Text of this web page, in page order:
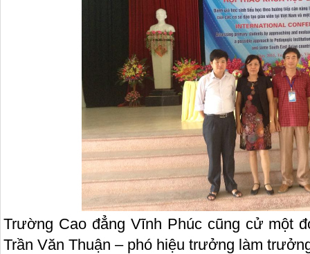
Trường Cao đẳng Vĩnh Phúc cũng cử một
Trần Văn Thuận – phó hiệu trưởng làm